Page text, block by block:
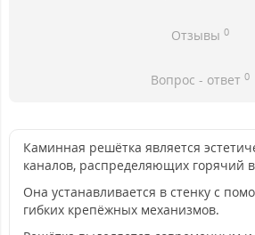
Отзывы 0
Вопрос - ответ 0
Каминная решётка является
каналов, распределяющих горячий
Она устанавливается в стенку с
гибких крепёжных механизмов.